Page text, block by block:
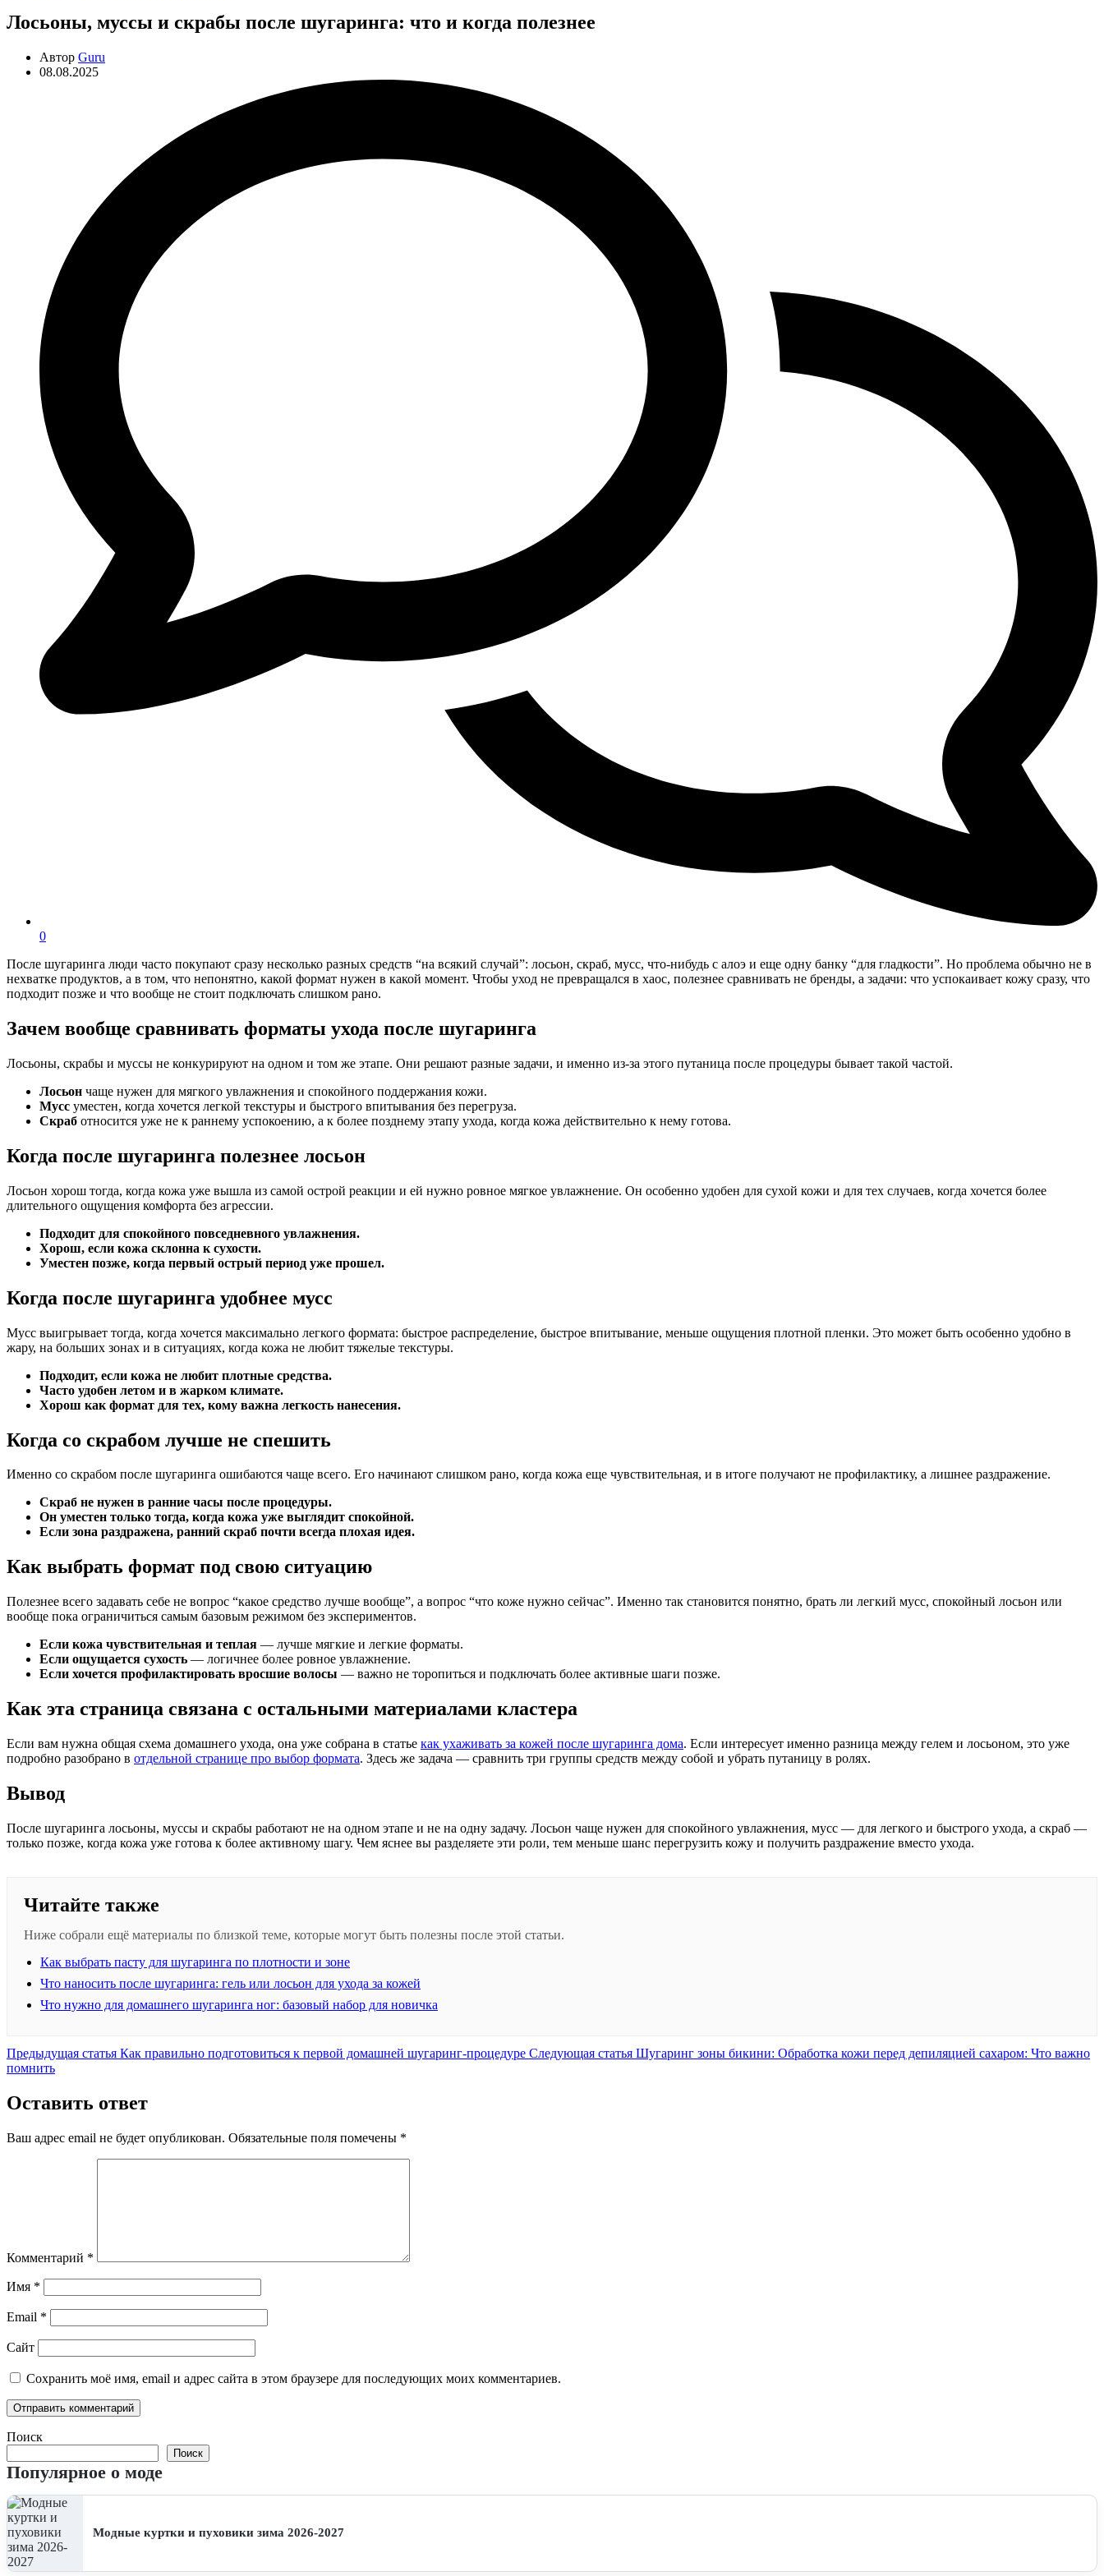
Лосьоны, муссы и скрабы после шугаринга: что и когда полезнее
Автор Guru
08.08.2025
0
После шугаринга люди часто покупают сразу несколько разных средств “на всякий случай”: лосьон, скраб, мусс, что-нибудь с алоэ и еще одну банку “для гладкости”. Но проблема обычно не в
нехватке продуктов, а в том, что непонятно, какой формат нужен в какой момент. Чтобы уход не превращался в хаос, полезнее сравнивать не бренды, а задачи: что успокаивает кожу сразу, что
подходит позже и что вообще не стоит подключать слишком рано.
Зачем вообще сравнивать форматы ухода после шугаринга
Лосьоны, скрабы и муссы не конкурируют на одном и том же этапе. Они решают разные задачи, и именно из-за этого путаница после процедуры бывает такой частой.
Лосьон чаще нужен для мягкого увлажнения и спокойного поддержания кожи.
Мусс уместен, когда хочется легкой текстуры и быстрого впитывания без перегруза.
Скраб относится уже не к раннему успокоению, а к более позднему этапу ухода, когда кожа действительно к нему готова.
Когда после шугаринга полезнее лосьон
Лосьон хорош тогда, когда кожа уже вышла из самой острой реакции и ей нужно ровное мягкое увлажнение. Он особенно удобен для сухой кожи и для тех случаев, когда хочется более
длительного ощущения комфорта без агрессии.
Подходит для спокойного повседневного увлажнения.
Хорош, если кожа склонна к сухости.
Уместен позже, когда первый острый период уже прошел.
Когда после шугаринга удобнее мусс
Мусс выигрывает тогда, когда хочется максимально легкого формата: быстрое распределение, быстрое впитывание, меньше ощущения плотной пленки. Это может быть особенно удобно в
жару, на больших зонах и в ситуациях, когда кожа не любит тяжелые текстуры.
Подходит, если кожа не любит плотные средства.
Часто удобен летом и в жарком климате.
Хорош как формат для тех, кому важна легкость нанесения.
Когда со скрабом лучше не спешить
Именно со скрабом после шугаринга ошибаются чаще всего. Его начинают слишком рано, когда кожа еще чувствительная, и в итоге получают не профилактику, а лишнее раздражение.
Скраб не нужен в ранние часы после процедуры.
Он уместен только тогда, когда кожа уже выглядит спокойной.
Если зона раздражена, ранний скраб почти всегда плохая идея.
Как выбрать формат под свою ситуацию
Полезнее всего задавать себе не вопрос “какое средство лучше вообще”, а вопрос “что коже нужно сейчас”. Именно так становится понятно, брать ли легкий мусс, спокойный лосьон или
вообще пока ограничиться самым базовым режимом без экспериментов.
Если кожа чувствительная и теплая — лучше мягкие и легкие форматы.
Если ощущается сухость — логичнее более ровное увлажнение.
Если хочется профилактировать вросшие волосы — важно не торопиться и подключать более активные шаги позже.
Как эта страница связана с остальными материалами кластера
Если вам нужна общая схема домашнего ухода, она уже собрана в статье как ухаживать за кожей после шугаринга дома. Если интересует именно разница между гелем и лосьоном, это уже
подробно разобрано в отдельной странице про выбор формата. Здесь же задача — сравнить три группы средств между собой и убрать путаницу в ролях.
Вывод
После шугаринга лосьоны, муссы и скрабы работают не на одном этапе и не на одну задачу. Лосьон чаще нужен для спокойного увлажнения, мусс — для легкого и быстрого ухода, а скраб —
только позже, когда кожа уже готова к более активному шагу. Чем яснее вы разделяете эти роли, тем меньше шанс перегрузить кожу и получить раздражение вместо ухода.
Читайте также
Ниже собрали ещё материалы по близкой теме, которые могут быть полезны после этой статьи.
Как выбрать пасту для шугаринга по плотности и зоне
Что наносить после шугаринга: гель или лосьон для ухода за кожей
Что нужно для домашнего шугаринга ног: базовый набор для новичка
Предыдущая статья Предыдущая
Как правильно подготовиться к первой домашней шугаринг-процедуре Следующая статья Следующая
Шугаринг зоны бикини: Обработка кожи перед депиляцией сахаром: Что важно
помнить
Оставить ответ
Ваш адрес email не будет опубликован. Обязательные поля помечены *
Комментарий *
Имя *
Email *
Сайт
Сохранить моё имя, email и адрес сайта в этом браузере для последующих моих комментариев.
Поиск
Поиск
Популярное о моде
Модные куртки и пуховики зима 2026-2027